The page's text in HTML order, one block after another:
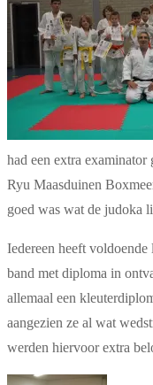
had een extra examinator
Ryu Maasduinen
goed was wat de judoka
Iedereen heeft
band met diploma in
allemaal een
aangezien ze al wat
werden hiervoor extra